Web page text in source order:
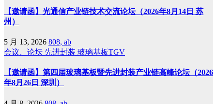
【邀请函】光通信产业链技术交流论坛（2026年8月14日 苏
州）
5 月 13, 2026 808, ab
会议、论坛 先进封装 玻璃基板TGV
【邀请函】第四届玻璃基板暨先进封装产业链高峰论坛（2026
年8月26日 深圳）